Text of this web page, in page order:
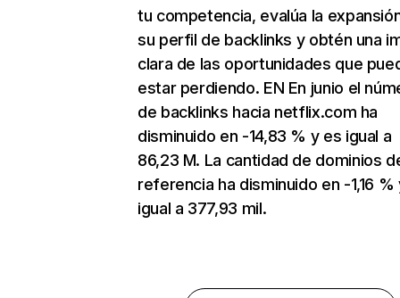
tu competencia, evalúa la
su perfil de backlinks y obtén una
clara de las oportunidades que
estar perdiendo. EN En junio el
de backlinks hacia netflix.com ha
disminuido en -14,83 % y es igual a
86,23 M. La cantidad de dominios
referencia ha disminuido en -1,16 %
igual a 377,93 mil.